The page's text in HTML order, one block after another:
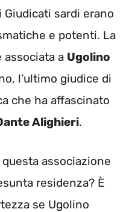
sardi erano
e potenti. La
a Ugolino
l’ultimo giudice di
che ha affascinato
Alighieri.
questa associazione
residenza? È
se Ugolino